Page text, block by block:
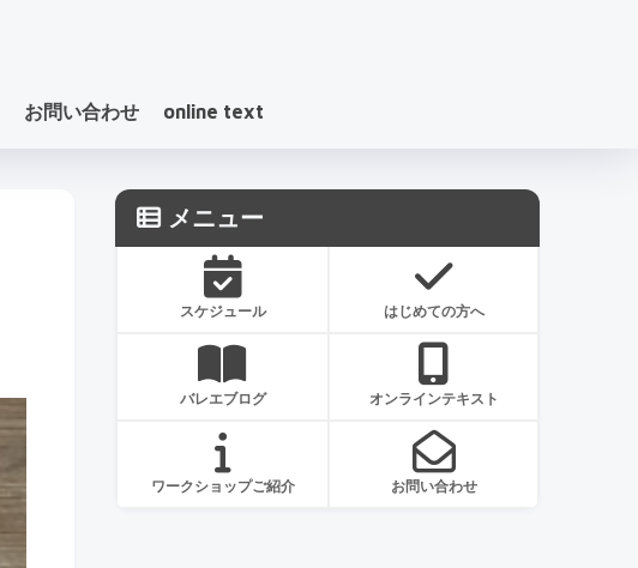
お問い合わせ online text
メニュー
スケジュール はじめての方へ
バレエブログ オンラインテキスト
ワークショップご紹介 お問い合わせ